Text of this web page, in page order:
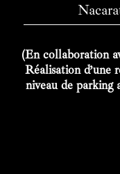
(En collaboration
Réalisation d’une
niveau de parking